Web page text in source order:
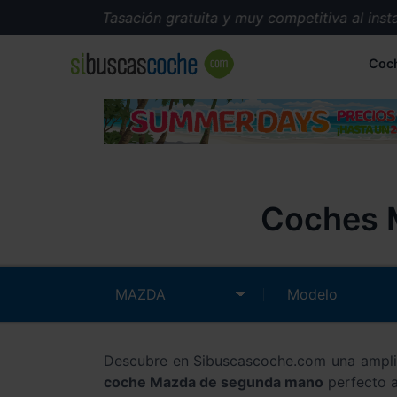
Tasación gratuita y muy competitiva al
Coches
Descubre en Sibuscascoche.com una
coche Mazda de segunda mano perfecto